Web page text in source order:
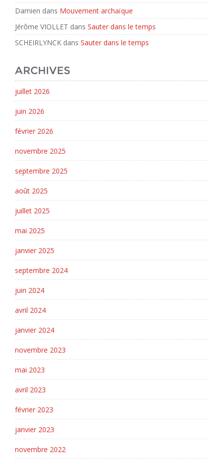
Damien dans Mouvement archaïque
Jérôme VIOLLET dans Sauter dans le temps
SCHEIRLYNCK dans Sauter dans le temps
ARCHIVES
juillet 2026
juin 2026
février 2026
novembre 2025
septembre 2025
août 2025
juillet 2025
mai 2025
janvier 2025
septembre 2024
juin 2024
avril 2024
janvier 2024
novembre 2023
mai 2023
avril 2023
février 2023
janvier 2023
novembre 2022